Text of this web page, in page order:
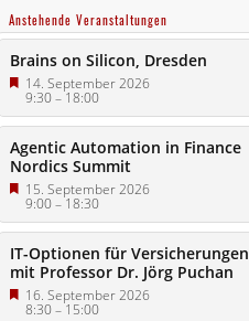
Anstehende Veranstaltungen
Brains on Silicon, Dresden
14. September 2026
9:30–18:00
Agentic Automation in Finance
Nordics Summit
15. September 2026
9:00–18:30
IT-Optionen für Versicherungen
mit Professor Dr. Jörg Puchan
16. September 2026
8:30–15:00